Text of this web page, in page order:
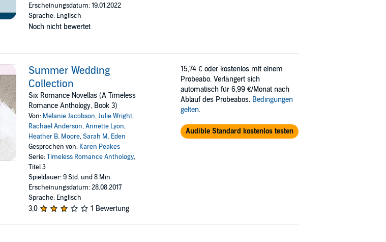
Erscheinungsdatum: 19.01.2022
Sprache: Englisch
Noch nicht bewertet
Summer Wedding
Collection
Six Romance Novellas (A Timeless
Romance Anthology, Book 3)
Von: Melanie Jacobson,Julie Wright,
Rachael Anderson,Annette Lyon,
Heather B. Moore,Sarah M. Eden
Gesprochen von: Karen Peakes
Serie:Timeless Romance Anthology,
Titel 3
Spieldauer: 9 Std. und 8 Min.
Erscheinungsdatum: 28.08.2017
Sprache: Englisch
3,0 1 Bewertung
15,74 € oder kostenlos mit einem
Probeabo. Verlängert sich
automatisch für 6,99 €/Monat nach
Ablauf des Probeabos. Bedingungen
gelten.
Audible Standard kostenlos testen